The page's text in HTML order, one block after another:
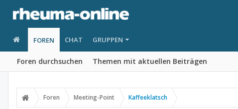
FOREN
Foren durchsuchen Themen mit aktuellen Beiträgen
CHAT GRUPPEN
Foren Meeting-Point Kaffeeklatsch